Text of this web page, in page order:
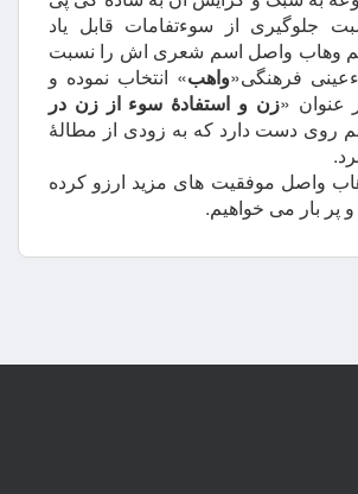
جلوگیری از سوءتفامات قابل یاد
وهاب واصل اسم شعری اش را نسبت
فرهنگی«واهب» انتخاب نموده و
عنوان «زن و استفادۀ سوء از زن در
روی دست دارد که به زودی از مطالۀ
واصل موفقیت های مزید ارزو کرده
پر بار می خواهیم.